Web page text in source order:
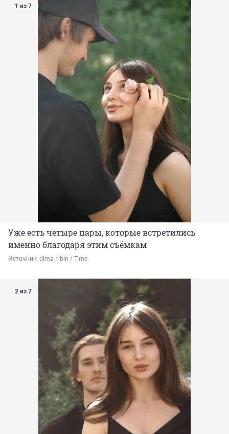
1 из 7
Уже есть четыре пары, которые встретились
именно благодаря этим съёмкам
Источник: dima_ribin / T.me
2 из 7